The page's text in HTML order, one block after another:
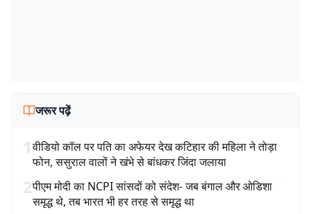
जरूर पढ़ें
1वीडियो कॉल पर पति का अफेयर देख कटिहार की महिला ने तोड़ा
फोन, ससुराल वालों ने खंभे से बांधकर जिंदा जलाया
2पीएम मोदी का NCPI सांसदों को संदेश- जब बंगाल और ओडिशा
समृद्ध थे, तब भारत भी हर तरह से समृद्ध था